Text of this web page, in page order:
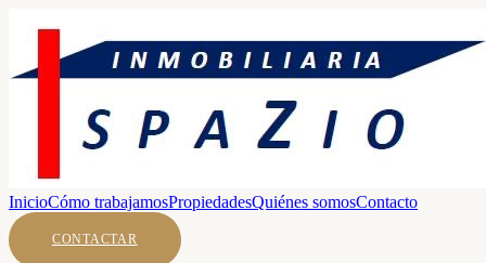
InicioCómo trabajamosPropiedadesQuiénes somosContacto
CONTACTAR